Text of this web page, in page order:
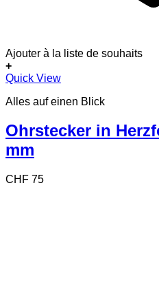
Ajouter à la liste de souhaits
+
Quick View
Alles auf einen Blick
Ohrstecker in
mm
CHF 75